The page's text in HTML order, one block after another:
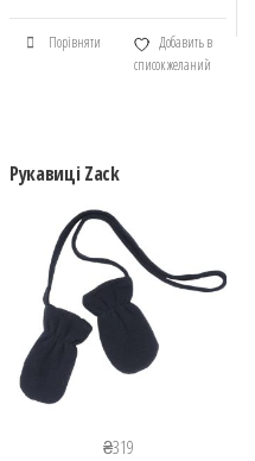
Порівняти
Добавить в
список желаний
Рукавиці Zack
₴319